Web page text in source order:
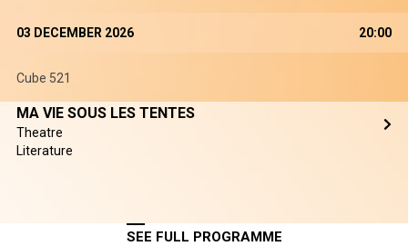
03 DECEMBER 2026 20:00
Cube 521
MA VIE SOUS LES TENTES
Theatre
Literature
SEE FULL PROGRAMME